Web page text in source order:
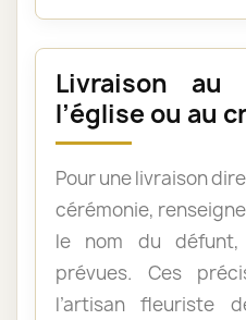
Livraison au
l’église ou au
Pour une livraison
cérémonie,
le nom du
prévues. Ces
l’artisan fleuriste